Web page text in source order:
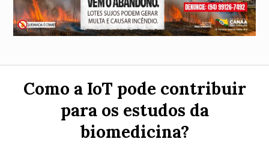
Como a IoT pode contribuir
para os estudos da
biomedicina?